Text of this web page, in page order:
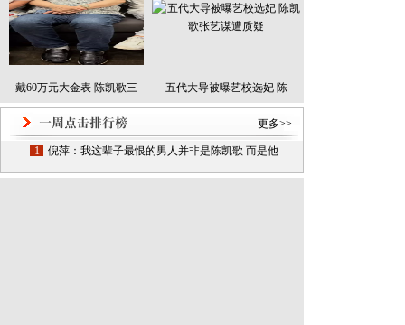
戴60万元大金表 陈凯歌三 五代大导被曝艺校选妃 陈
更多>>
1 倪萍：我这辈子最恨的男人并非是陈凯歌 而是他